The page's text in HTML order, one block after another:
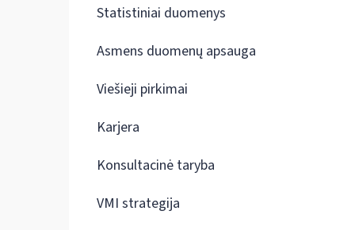
Statistiniai duomenys
Asmens duomenų apsauga
Viešieji pirkimai
Karjera
Konsultacinė taryba
VMI strategija